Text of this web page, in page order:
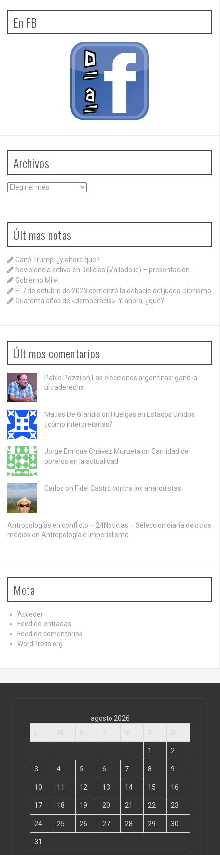
En FB
Archivos
Archivos
Últimas notas
Ganó Trump: ¿y ahora qué?
Noviolencia activa en Delicias (Valladolid) – presentación
Gobierno Milei
El 7 de octubre de 2023 comenzó la debacle del judeo-sionismo
Cuarenta años de «democracia»: Y ahora, ¿qué?
Últimos comentarios
Pablo Pozzi on Las elecciones argentinas: ganó la
ultraderecha
Matias De Grandis on Huelgas en Estados Unidos,
¿cómo interpretarlas?
Jorge Enrique Chávez Murueta on Cantidad de
obreros en la actualidad
Carlos on Fidel Castro contra los anarquistas
Antropologías en conflicto – 24Noticias – Seleccion diaria de otros
medios on Antropología e Imperialismo
Meta
Acceder
Feed de entradas
Feed de comentarios
WordPress.org
agosto 2026
1 2
3 4 5 6 7 8 9
10 11 12 13 14 15 16
17 18 19 20 21 22 23
24 25 26 27 28 29 30
31